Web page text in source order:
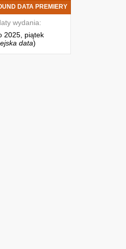
DATA PREMIERY
wydania:
2025, piątek
data)